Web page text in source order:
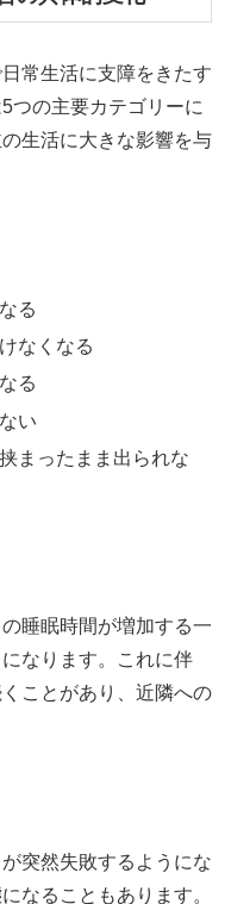
常生活に支障をきたす
つの主要カテゴリーに
生活に大きな影響を与
る
なくなる
る
い
まったまま出られな
睡眠時間が増加する一
なります。これに伴
ことがあり、近隣への
突然失敗するようにな
なることもあります。